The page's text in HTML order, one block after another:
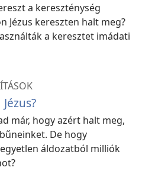
a kereszténység
Jézus kereszten halt meg?
a keresztet imádati
már, hogy azért halt meg,
De hogy
áldozatból milliók